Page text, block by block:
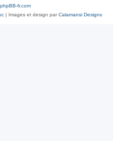
phpBB-fr.com
| Images et design parCalamansi Designs